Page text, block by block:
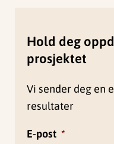
Hold deg
prosjektet
Vi sender deg en
resultater
E-post *